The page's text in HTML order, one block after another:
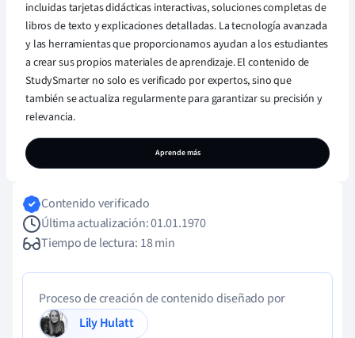
Contenido verificado
Última actualización: 01.01.1970
Tiempo de lectura: 18 min
Proceso de creación de contenido diseñado por
Lily Hulatt
incluidas tarjetas didácticas interactivas, soluciones completas de
libros de texto y explicaciones detalladas. La tecnología avanzada
y las herramientas que proporcionamos ayudan a los estudiantes
a crear sus propios materiales de aprendizaje. El contenido de
StudySmarter no solo es verificado por expertos, sino que
también se actualiza regularmente para garantizar su precisión y
relevancia.
Aprende más